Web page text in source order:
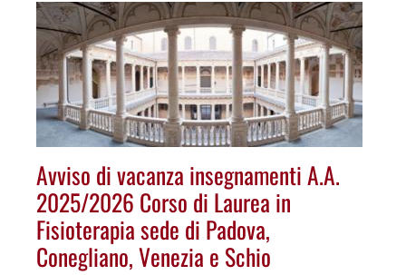
Avviso di vacanza insegnamenti A.A.
2025/2026 Corso di Laurea in
Fisioterapia sede di Padova,
Conegliano, Venezia e Schio